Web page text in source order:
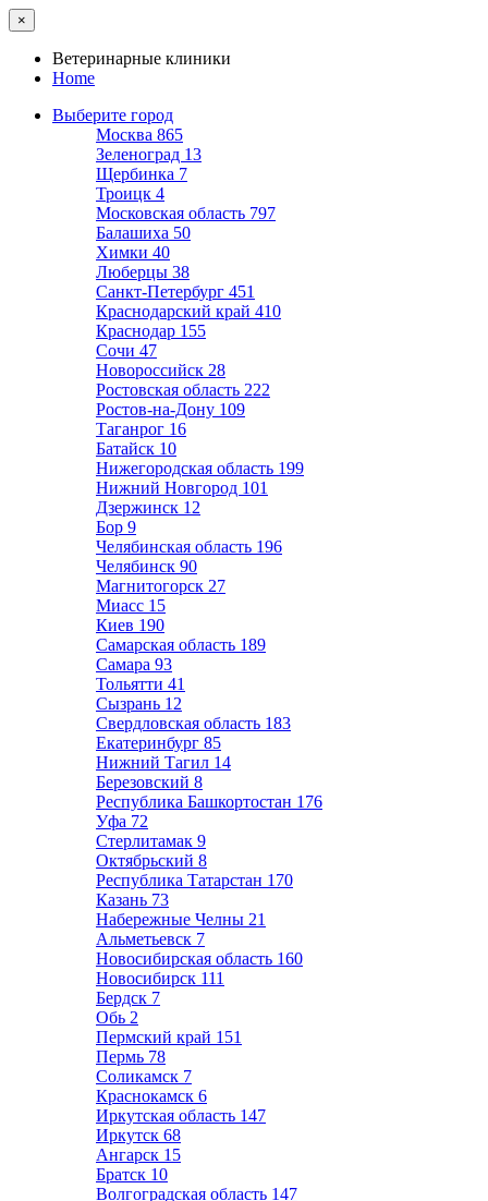
×
Ветеринарные клиники
Home
Выберите город
Москва 865
Зеленоград 13
Щербинка 7
Троицк 4
Московская область 797
Балашиха 50
Химки 40
Люберцы 38
Санкт-Петербург 451
Краснодарский край 410
Краснодар 155
Сочи 47
Новороссийск 28
Ростовская область 222
Ростов-на-Дону 109
Таганрог 16
Батайск 10
Нижегородская область 199
Нижний Новгород 101
Дзержинск 12
Бор 9
Челябинская область 196
Челябинск 90
Магнитогорск 27
Миасс 15
Киев 190
Самарская область 189
Самара 93
Тольятти 41
Сызрань 12
Свердловская область 183
Екатеринбург 85
Нижний Тагил 14
Березовский 8
Республика Башкортостан 176
Уфа 72
Стерлитамак 9
Октябрьский 8
Республика Татарстан 170
Казань 73
Набережные Челны 21
Альметьевск 7
Новосибирская область 160
Новосибирск 111
Бердск 7
Обь 2
Пермский край 151
Пермь 78
Соликамск 7
Краснокамск 6
Иркутская область 147
Иркутск 68
Ангарск 15
Братск 10
Волгоградская область 147